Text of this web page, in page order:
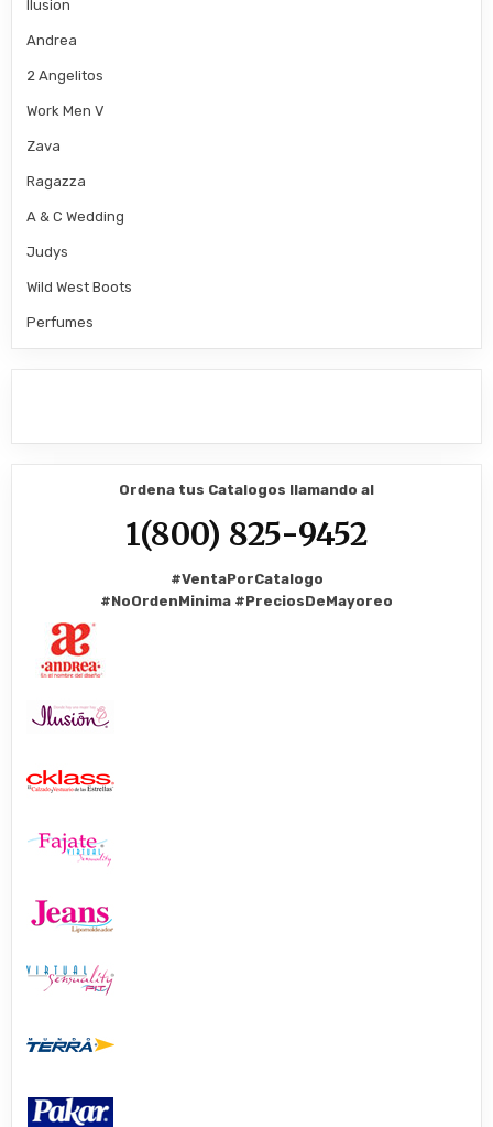
Ilusion
Andrea
2 Angelitos
Work Men V
Zava
Ragazza
A & C Wedding
Judys
Wild West Boots
Perfumes
Ordena tus Catalogos llamando al
1(800) 825-9452
#VentaPorCatalogo
#NoOrdenMinima #PreciosDeMayoreo